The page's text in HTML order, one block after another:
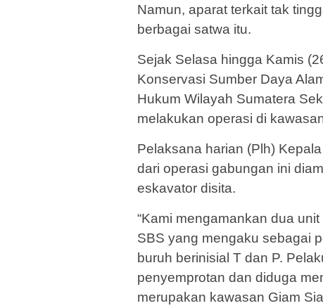
Namun, aparat terkait tak
berbagai satwa itu.
Sejak Selasa hingga Kamis
Konservasi Sumber Daya
Hukum Wilayah Sumatera
melakukan operasi di
Pelaksana harian (Plh)
dari operasi gabungan ini
eskavator disita.
“Kami mengamankan dua
SBS yang mengaku sebagai
buruh berinisial T dan P.
penyemprotan dan diduga
merupakan kawasan Giam